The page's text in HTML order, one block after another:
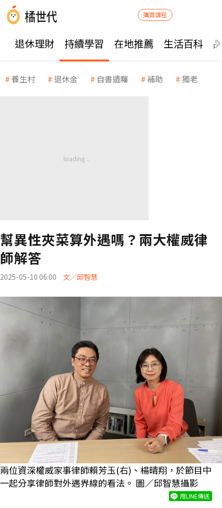
購買課程
退休理財 持續學習 在地推薦 生活百科
養生村 退休金 自書遺囑 補助 獨老
幫異性夾菜算外遇嗎？兩大權威律
師解答
2025-05-10 06:00 文／邱智慧
兩位資深權威家事律師賴芳玉(右)、楊晴翔，於節目中
一起分享律師對外遇界線的看法。 圖／邱智慧攝影
用LINE傳送